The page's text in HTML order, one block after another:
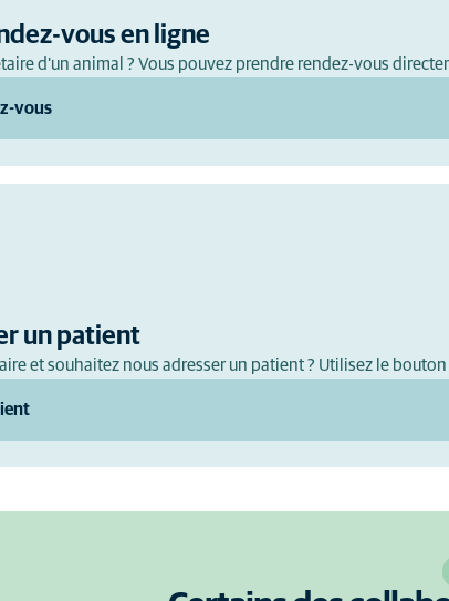
vous en ligne
d'un animal ? Vous pouvez prendre rendez-vous
vous
un patient
et souhaitez nous adresser un patient ? Utilisez le